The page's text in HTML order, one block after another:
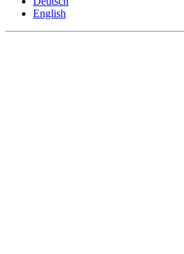
English